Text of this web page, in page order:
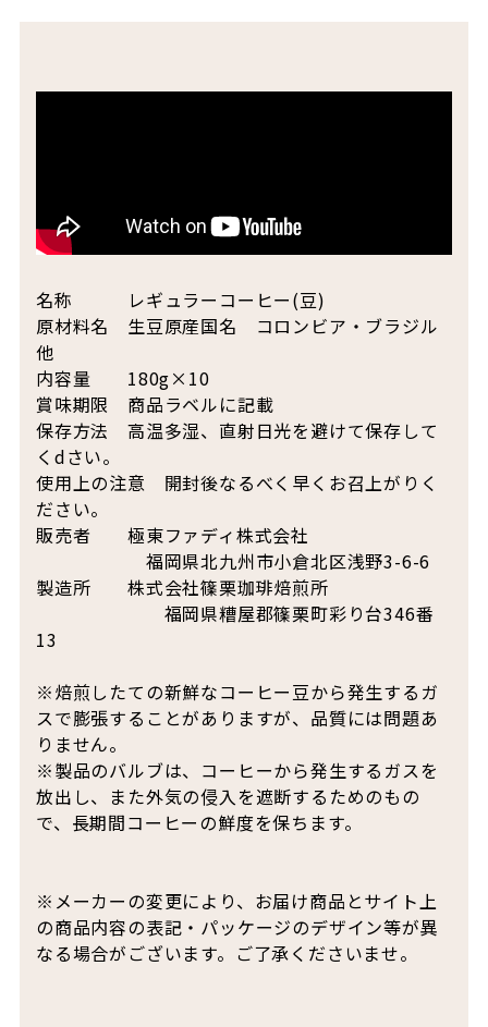
名称 レギュラーコーヒー(豆)
原材料名 生豆原産国名 コロンビア・ブラジル
他
内容量 180g×10
賞味期限 商品ラベルに記載
保存方法 高温多湿、直射日光を避けて保存して
くdさい。
使用上の注意 開封後なるべく早くお召上がりく
ださい。
販売者 極東ファディ株式会社
福岡県北九州市小倉北区浅野3-6-6
製造所 株式会社篠栗珈琲焙煎所
福岡県糟屋郡篠栗町彩り台346番
13
※焙煎したての新鮮なコーヒー豆から発生するガ
スで膨張することがありますが、品質には問題あ
りません。
※製品のバルブは、コーヒーから発生するガスを
放出し、また外気の侵入を遮断するためのもの
で、長期間コーヒーの鮮度を保ちます。
※メーカーの変更により、お届け商品とサイト上
の商品内容の表記・パッケージのデザイン等が異
なる場合がございます。ご了承くださいませ。